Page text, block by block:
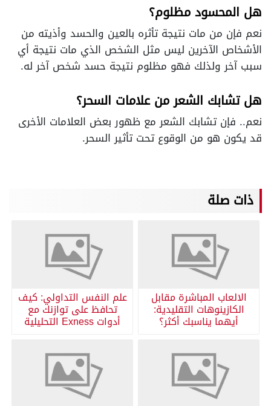
هل المحسود مظلوم؟
نعم فإن من مات نتيجة تأثره بالعين والحسد وأذيته من
الأشخاص الآخرين ليس مثل الشخص الذي مات نتيجة أي
سبب آخر ولذلك فهو مظلوم نتيجة حسد شخص آخر له.
هل تشابك الشعر من علامات السحر؟
نعم.. فإن تشابك الشعر مع ظهور بعض العلامات الأخرى
قد يكون هو من الوقوع تحت تأثير السحر.
ذات صلة
الالعاب المباشرة مقابل
الكازينوهات التقليدية:
أيهما يناسبك أكثر؟
علم النفس التداولي: كيف
تحافظ على توازنك مع
أدوات Exness التحليلية